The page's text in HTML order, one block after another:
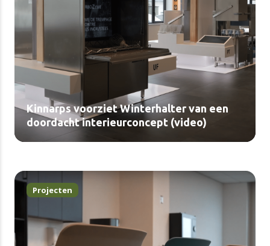
Kinnarps voorziet Winterhalter van een
doordacht interieurconcept (video)
Projecten